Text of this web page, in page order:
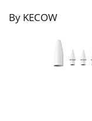
By KECOW